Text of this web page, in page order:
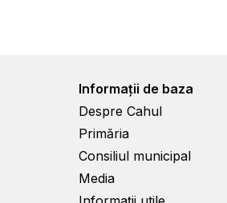
Informații de baza
Despre Cahul
Primăria
Consiliul municipal
Media